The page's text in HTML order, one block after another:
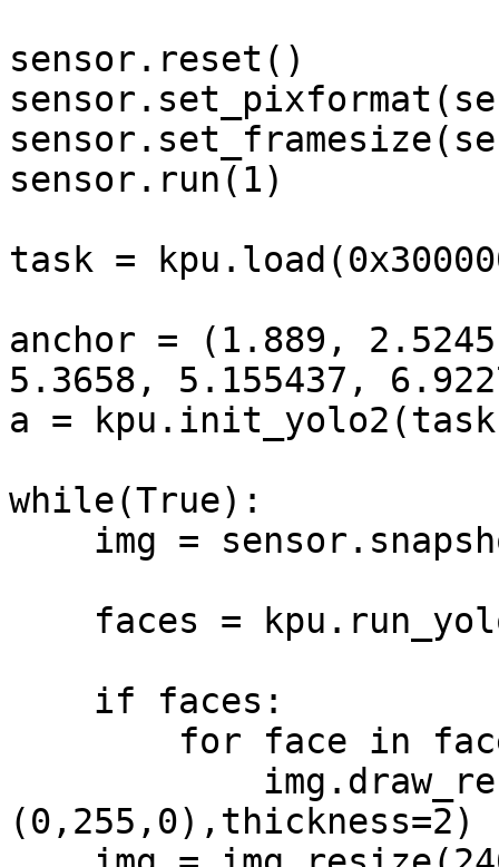
sensor.reset()
sensor.run(1)
task =
anchor = (1.889,
5.3658, 5.155437,
a =
while(True):
(0,255,0),thickness=2)